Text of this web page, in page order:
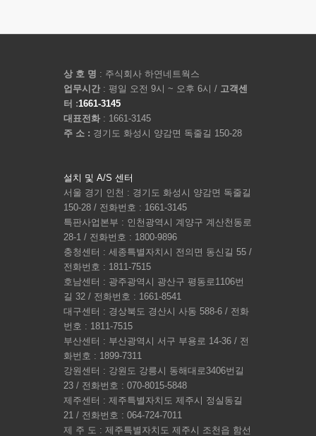
상 호 명 : 주식회사 하연네트웍스
업무시간 : 평일 오전 9시 ~ 오후 6시 / 고객센
터 :1661-3145
대표전화 : 1661-3145
주 소 : 경기도 화성시 양감면 독줄길 150-28
설치 및 A/S 센터
서울 경기 인천 : 경기도 화성시 양감면 독줄길
150-28 / 전화번호 : 1661-3145
특판사업본부 : 인천광역시 계양구 계산천동로
28-1 / 전화번호 : 1800-9896
충청센터 : 세종특별자치시 전의면 동신길 55 /
전화번호 : 1811-7515
호남센터 : 광주광역시 광산구 평동로1106번
길 32 / 전화번호 : 1661-8541
대구센터 : 경상북도 경산시 사동 588-6 / 전화
번호 : 1811-7515
부산센터 : 부산광역시 서구 부용로 14-36 / 전
화번호 : 1899-7311
강원센터 : 강원도 강릉시 동해대로3406번길
23 / 전화번호 : 070-8015-5848
제주센터 : 제주특별자치도 제주시 정실동길
21 / 전화번호 : 064-724-7011
제 주 도 : 제주특별자치도 제주시 조천읍 함선